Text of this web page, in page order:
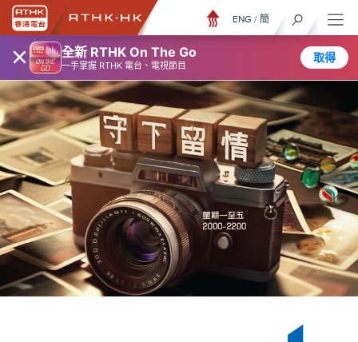
× 全新 RTHK On The Go
一手掌握 RTHK 電台、電視節目
取得
ENG / 簡